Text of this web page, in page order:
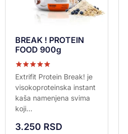
BREAK ! PROTEIN
FOOD 900g
Ocenjeno sa
5.00
od 5
Extrifit Protein Break! je
visokoproteinska instant
kaša namenjena svima
koji...
3.250 RSD